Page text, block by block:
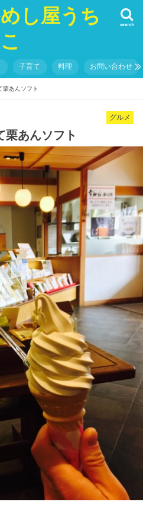
し屋うち
こ
search
子育て 料理 お問い合わせ
栗あんソフト
グルメ
栗あんソフト